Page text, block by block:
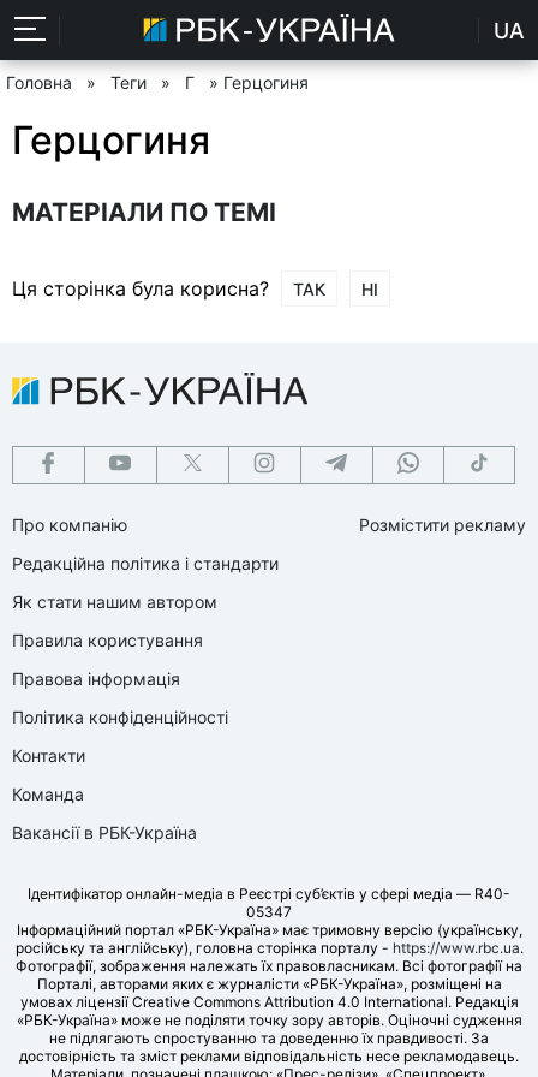
UA
Головна » Теги » Г » Герцогиня
Герцогиня
МАТЕРІАЛИ ПО ТЕМІ
Ця сторінка була корисна? ТАК НІ
Про компанію
Редакційна політика і стандарти
Як стати нашим автором
Правила користування
Правова інформація
Політика конфіденційності
Контакти
Команда
Вакансії в РБК-Україна
Розмістити рекламу
Ідентифікатор онлайн-медіа в Реєстрі суб’єктів у сфері медіа — R40-
05347
Інформаційний портал «РБК-Україна» має тримовну версію (українську,
російську та англійську), головна сторінка порталу - https://www.rbc.ua.
Фотографії, зображення належать їх правовласникам. Всі фотографії на
Порталі, авторами яких є журналісти «РБК-Україна», розміщені на
умовах ліцензії Creative Commons Attribution 4.0 International. Редакція
«РБК-Україна» може не поділяти точку зору авторів. Оціночні судження
не підлягають спростуванню та доведенню їх правдивості. За
достовірність та зміст реклами відповідальність несе рекламодавець.